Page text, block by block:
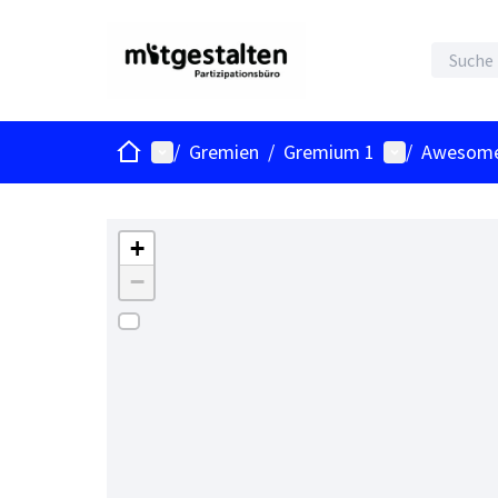
StartHauptmenü
/ Gremien / Gremium 1 Benutzer-
/
Das folgende Element ist eine Karte, die die
+
−